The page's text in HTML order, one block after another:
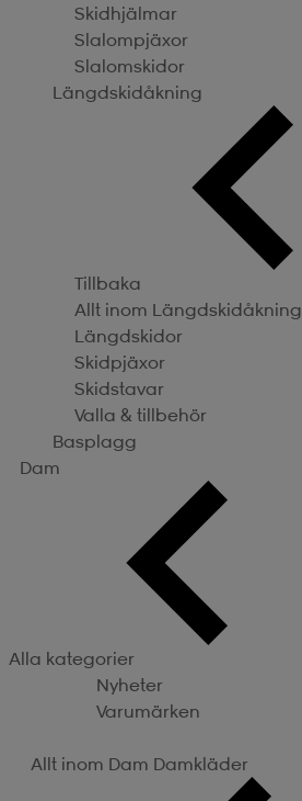
Skidhjälmar
Slalompjäxor
Slalomskidor
Längdskidåkning
Tillbaka
Allt inom Längdskidåkning
Längdskidor
Skidpjäxor
Skidstavar
Valla & tillbehör
Basplagg
Dam
Alla kategorier
Nyheter
Varumärken
Allt inom Dam Damkläder